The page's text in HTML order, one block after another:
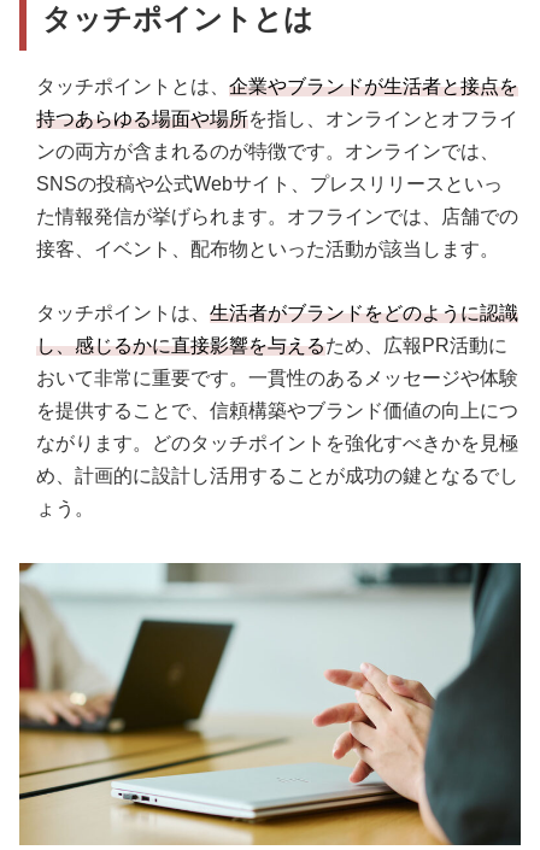
STEP5．効果測定と改善方法の設定
ポイント4．オンライン・オフラインの連携
タッチポイントとは
タッチポイントとは、 企業やブランドが生活者と接点を
持つあらゆる場面や場所を指し、オンラインとオフライ
ンの両方が含まれるのが特徴です。オンラインでは、
SNSの投稿や公式Webサイト、プレスリリースといっ
た情報発信が挙げられます。オフラインでは、店舗での
接客、イベント、配布物といった活動が該当します。
タッチポイントは、 生活者がブランドをどのように認識
し、感じるかに直接影響を与えるため、広報PR活動に
おいて非常に重要です。一貫性のあるメッセージや体験
を提供することで、信頼構築やブランド価値の向上につ
ながります。どのタッチポイントを強化すべきかを見極
め、計画的に設計し活用することが成功の鍵となるでし
ょう。